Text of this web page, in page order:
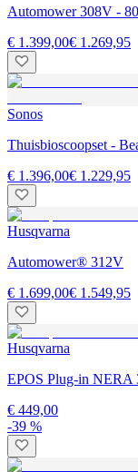
Automower 308V -
€ 1.399,00€ 1.269,95
Sonos
Thuisbioscoopset -
€ 1.396,00€ 1.229,95
Husqvarna
Automower® 312V
€ 1.699,00€ 1.549,95
Husqvarna
EPOS Plug-in NERA
€ 449,00
-39 %